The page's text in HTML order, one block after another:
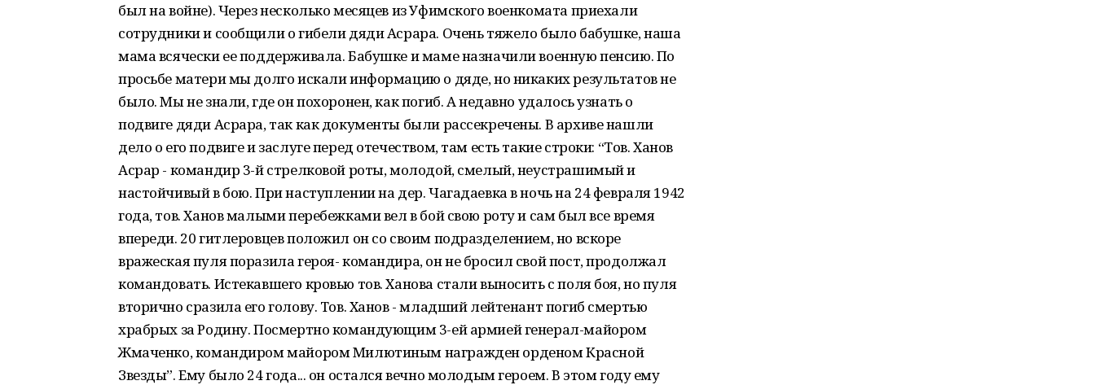
был на войне). Через несколько месяцев из Уфимского военкомата приехали
сотрудники и сообщили о гибели дяди Асрара. Очень тяжело было бабушке, наша
мама всячески ее поддерживала. Бабушке и маме назначили военную пенсию. По
просьбе матери мы долго искали информацию о дяде, но никаких результатов не
было. Мы не знали, где он похоронен, как погиб. А недавно удалось узнать о
подвиге дяди Асрара, так как документы были рассекречены. В архиве нашли
дело о его подвиге и заслуге перед отечеством, там есть такие строки: “Тов. Ханов
Асрар - командир 3-й стрелковой роты, молодой, смелый, неустрашимый и
настойчивый в бою. При наступлении на дер. Чагадаевка в ночь на 24 февраля 1942
года, тов. Ханов малыми перебежками вел в бой свою роту и сам был все время
впереди. 20 гитлеровцев положил он со своим подразделением, но вскоре
вражеская пуля поразила героя- командира, он не бросил свой пост, продолжал
командовать. Истекавшего кровью тов. Ханова стали выносить с поля боя, но пуля
вторично сразила его голову. Тов. Ханов - младший лейтенант погиб смертью
храбрых за Родину. Посмертно командующим 3-ей армией генерал-майором
Жмаченко, командиром майором Милютиным награжден орденом Красной
Звезды”. Ему было 24 года... он остался вечно молодым героем. В этом году ему